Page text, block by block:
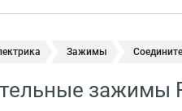
Зажимы
зажимы